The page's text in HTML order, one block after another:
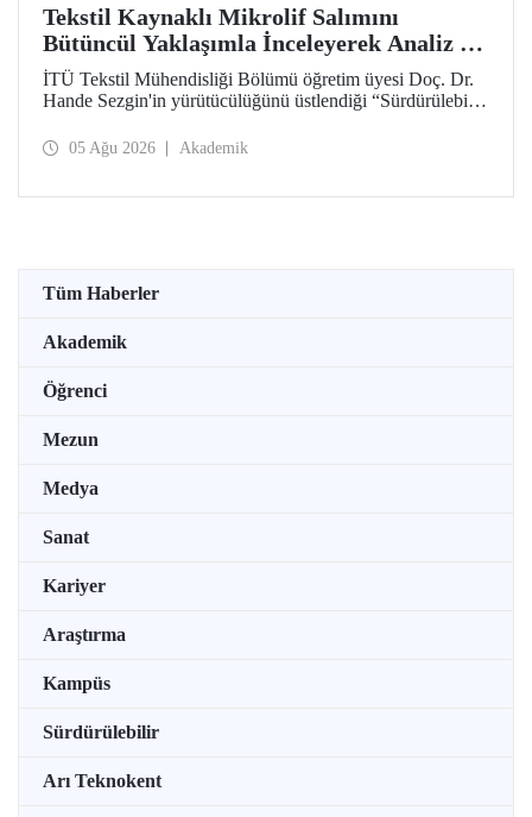
Tekstil Kaynaklı Mikrolif Salımını
Bütüncül Yaklaşımla İnceleyerek Analiz ve
Azaltım Stratejileri Geliştirecek Projeye
TÜBİTAK Desteği
İTÜ Tekstil Mühendisliği Bölümü öğretim üyesi Doç. Dr.
Hande Sezgin'in yürütücülüğünü üstlendiği “Sürdürülebilir
Koşullarına Bağlı Mikrolif Salımı: Aşınma, UV Maruziyeti
05 Ağu 2026 Akademik
Tüm Haberler
Akademik
Öğrenci
Mezun
Medya
Sanat
Kariyer
Araştırma
Kampüs
Sürdürülebilir
Arı Teknokent